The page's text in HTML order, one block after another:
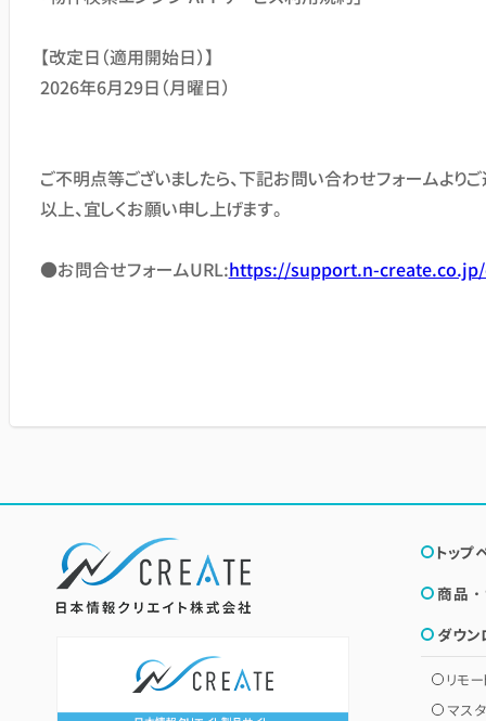
【改定日（適用開始日）】
2026年6月29日（月曜日）
ご不明点等ございましたら、下記お問い合わせフォームより
以上、宜しくお願い申し上げます。
●お問合せフォームURL:https://support.n-
トップ
商品
ダウン
リモ
マス